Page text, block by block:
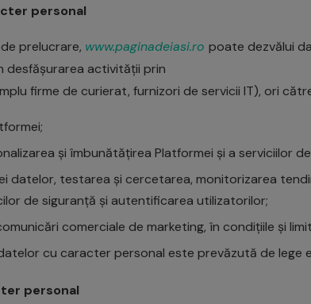
personal
prelucrare, www.paginadeiasi.ro poate dezvălui
desfășurarea activității prin
firme de curierat, furnizori de servicii IT), ori
și îmbunătățirea Platformei și a serviciilor
datelor, testarea și cercetarea, monitorizarea
de siguranță și autentificarea utilizatorilor;
comerciale de marketing, în condițiile și
cu caracter personal este prevăzută de lege
personal